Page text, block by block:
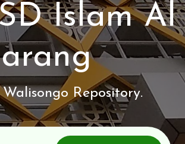
Islam Al
Repository.